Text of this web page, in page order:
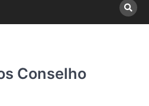
Conselho